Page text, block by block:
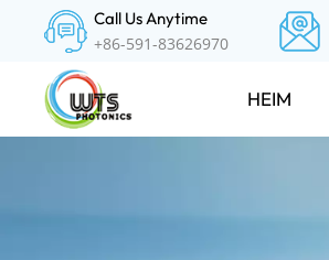
Call Us Anytime
+86-591-83626970
HEIM